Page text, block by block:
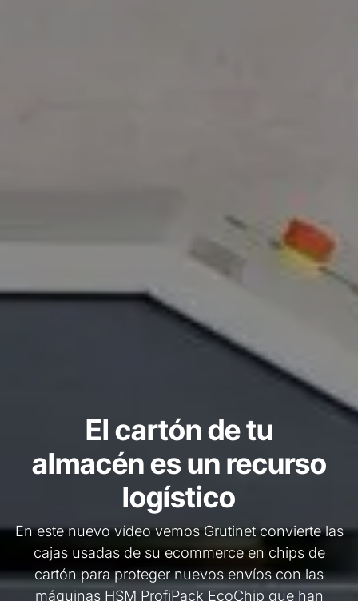
El cartón de tu
almacén es un recurso
logístico
En este nuevo vídeo vemos Grutinet convierte las
cajas usadas de su ecommerce en chips de
cartón para proteger nuevos envíos con las
máquinas HSM ProfiPack EcoChip que han